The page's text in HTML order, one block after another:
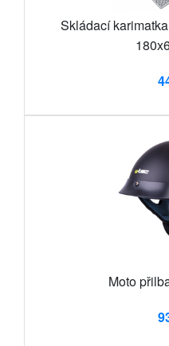
Skládací
Moto